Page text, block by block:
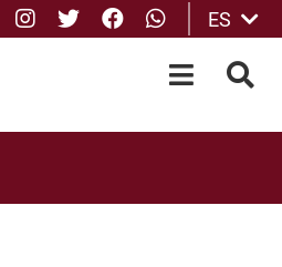
Instagram
TwitterFacebook
whatsApp
ES
OPEN-